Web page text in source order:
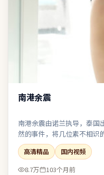
南港余震
南港余震由诺兰执导，泰国
然的事件，将几位素不相识
忆与现实之间切换，人物动
类题材感到疲劳的观众，仍
感。
高清精品
国内视频
8.7万
103个月前